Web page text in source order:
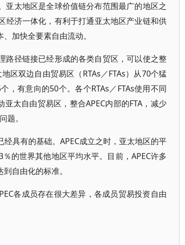
太地区是全球价值链分布范围最广的地区之
经济一体化，有利于打通亚太地区产业链和供
加快全要素自由流动。
路径链接已经形成的各类自贸区，可以使之整
区双边自由贸易区（RTAs／FTAs）从70个猛
，有意向的50个。各个RTAs／FTAs使用不同
太自由贸易区，整合APEC内部的FTA，减少
题。
具有的基础。APEC成立之时，亚太地区的平
的世界其他地区平均水平。目前，APEC许多
自由化的标准。
各成员存在很大差异，各成员贸易投资自由